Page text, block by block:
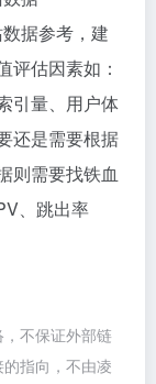
据参考，建
评估因素如：
引量、用户体
还是需要根据
则需要找铁血
、跳出率
不保证外部链
指向，不由凌